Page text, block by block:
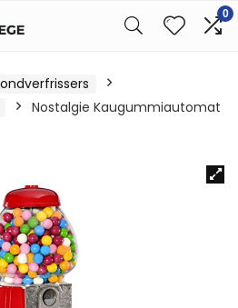
0
Nostalgie Kaugummiautomat